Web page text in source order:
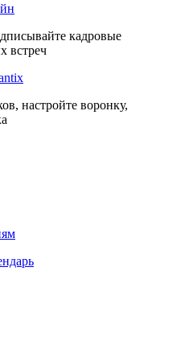
кадровые
встреч
настройте воронку,